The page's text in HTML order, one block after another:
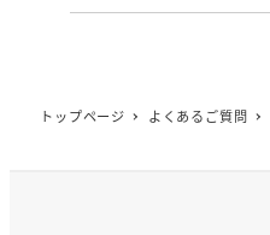
トップページ よくあるご質問